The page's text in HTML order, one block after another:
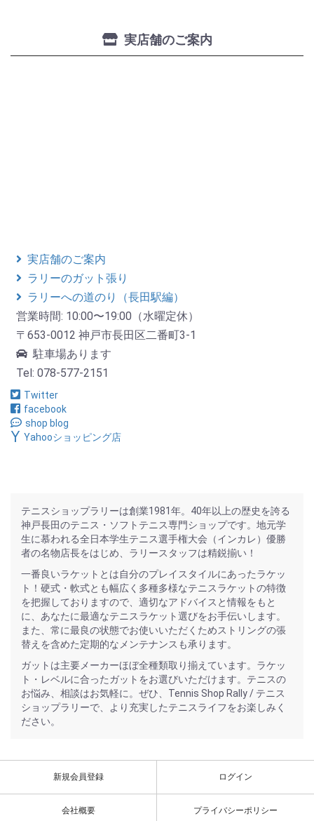
実店舗のご案内
実店舗のご案内
ラリーのガット張り
ラリーへの道のり（長田駅編）
営業時間: 10:00〜19:00（水曜定休）
〒653-0012 神戸市長田区二番町3-1
駐車場あります
Tel: 078-577-2151
Twitter
facebook
shop blog
Yahooショッピング店
テニスショップラリーは創業1981年。40年以上の歴史を誇る
神戸長田のテニス・ソフトテニス専門ショップです。地元学
生に慕われる全日本学生テニス選手権大会（インカレ）優勝
者の名物店長をはじめ、ラリースタッフは精鋭揃い！
一番良いラケットとは自分のプレイスタイルにあったラケッ
ト！硬式・軟式とも幅広く多種多様なテニスラケットの特徴
を把握しておりますので、適切なアドバイスと情報をもと
に、あなたに最適なテニスラケット選びをお手伝いします。
また、常に最良の状態でお使いいただくためストリングの張
替えを含めた定期的なメンテナンスも承ります。
ガットは主要メーカーほぼ全種類取り揃えています。ラケッ
ト・レベルに合ったガットをお選びいただけます。テニスの
お悩み、相談はお気軽に。ぜひ、Tennis Shop Rally / テニス
ショップラリーで、より充実したテニスライフをお楽しみく
ださい。
新規会員登録 ログイン
会社概要 プライバシーポリシー